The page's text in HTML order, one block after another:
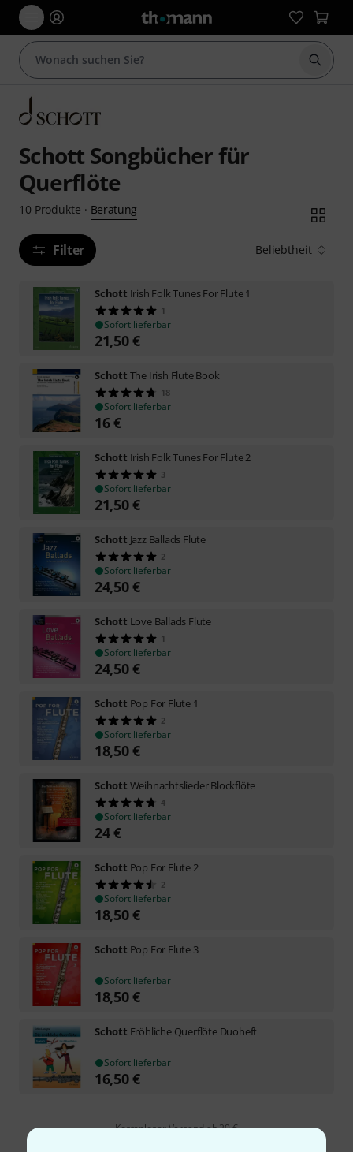
Suche
Schott Songbücher für
Querflöte
10 Produkte · Beratung
Filter Beliebtheit
Schott Irish Folk Tunes For Flute 1
1
Sofort lieferbar
21,50€
Schott The Irish Flute Book
18
Sofort lieferbar
16€
Schott Irish Folk Tunes For Flute 2
3
Sofort lieferbar
21,50€
Schott Jazz Ballads Flute
2
Sofort lieferbar
24,50€
Schott Love Ballads Flute
1
Sofort lieferbar
24,50€
Schott Pop For Flute 1
2
Sofort lieferbar
18,50€
Schott Weihnachtslieder Blockflöte
4
Sofort lieferbar
24€
Schott Pop For Flute 2
2
Sofort lieferbar
18,50€
Schott Pop For Flute 3
Sofort lieferbar
18,50€
Schott Fröhliche Querflöte Duoheft
Sofort lieferbar
16,50€
Kostenloser Versand ab 29 €